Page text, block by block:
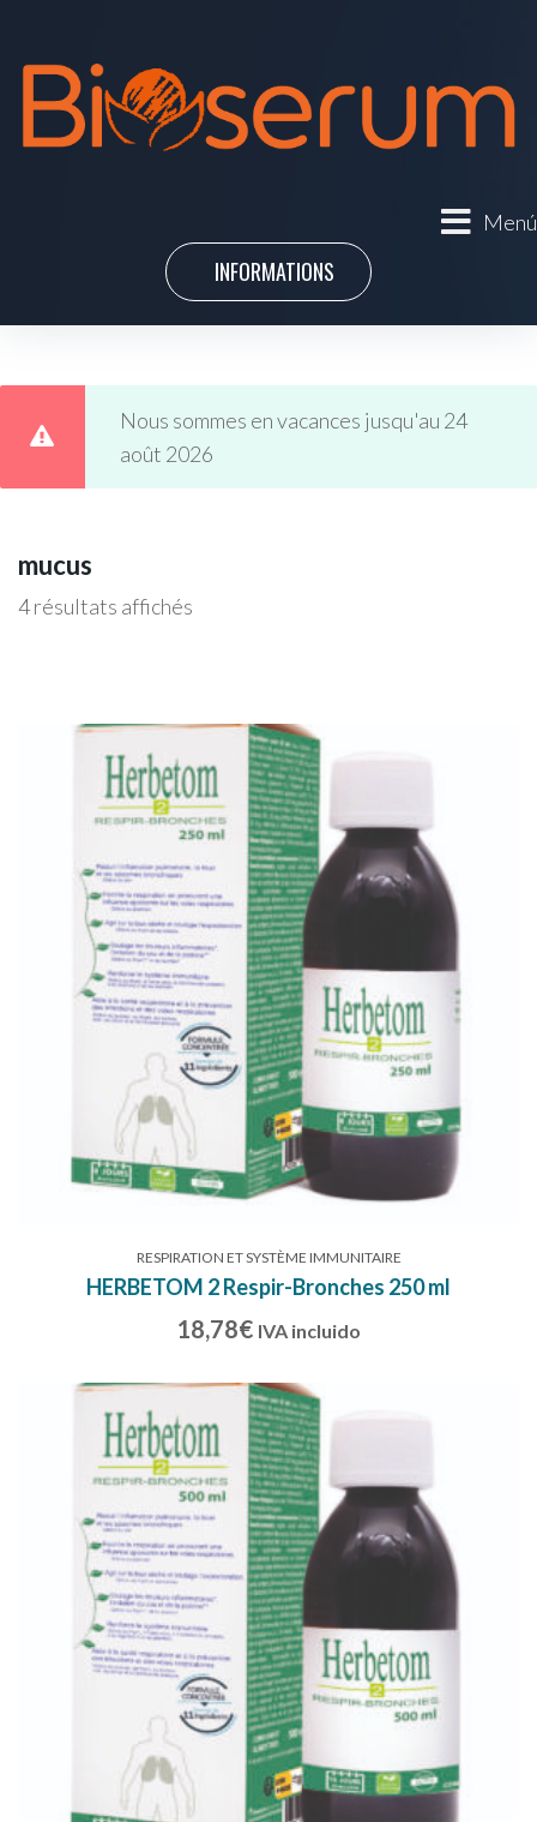
Menú
INFORMATIONS
Nous sommes en vacances jusqu'au 24
août 2026
mucus
4 résultats affichés
RESPIRATION ET SYSTÈME IMMUNITAIRE
HERBETOM 2 Respir-Bronches 250 ml
18,78€ IVA incluido